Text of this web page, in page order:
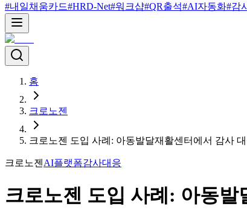
#내일채움카드#HRD-Net#워크샵#QR출석#AI자동화#감
홈
크로노젠
크로노젠 도입 사례: 아동발달재활센터에서 감사
크로노젠 AI플랫폼감사대응
크로노젠 도입 사례: 아동